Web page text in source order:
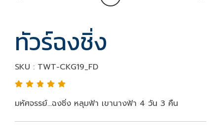
ทัวร์ฉงชิ่ง
SKU : TWT-CKG19_FD
มหัศจรรย์...ฉงชิ่ง หลุมฟ้า เขานางฟ้า 4 วัน 3 คืน